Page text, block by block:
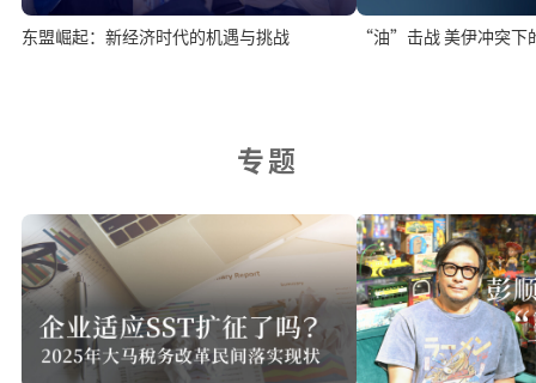
东盟崛起：新经济时代的机遇与挑战 “油”击战 美伊冲突下
专题